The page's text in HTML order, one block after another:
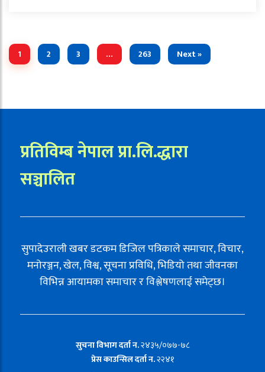
1 2 3 … 263 Next »
प्रतिविम्ब नेपाल प्रा.लि.द्धारा
सञ्चालित
सुपादेउराली खबर डटकम डिजिल पत्रिकाले समाचार, विचार,
मनोरञ्जन, खेल, विश्व, सूचना प्रविधि, भिडियो तथा जीवनका
विभिन्न आयामका समाचार र विश्लेषणलाई समेट्छ।
सुचना विभाग दर्ता न.२४३५/०७७-७८
प्रेस काउन्सिल दर्ता न.२२४१